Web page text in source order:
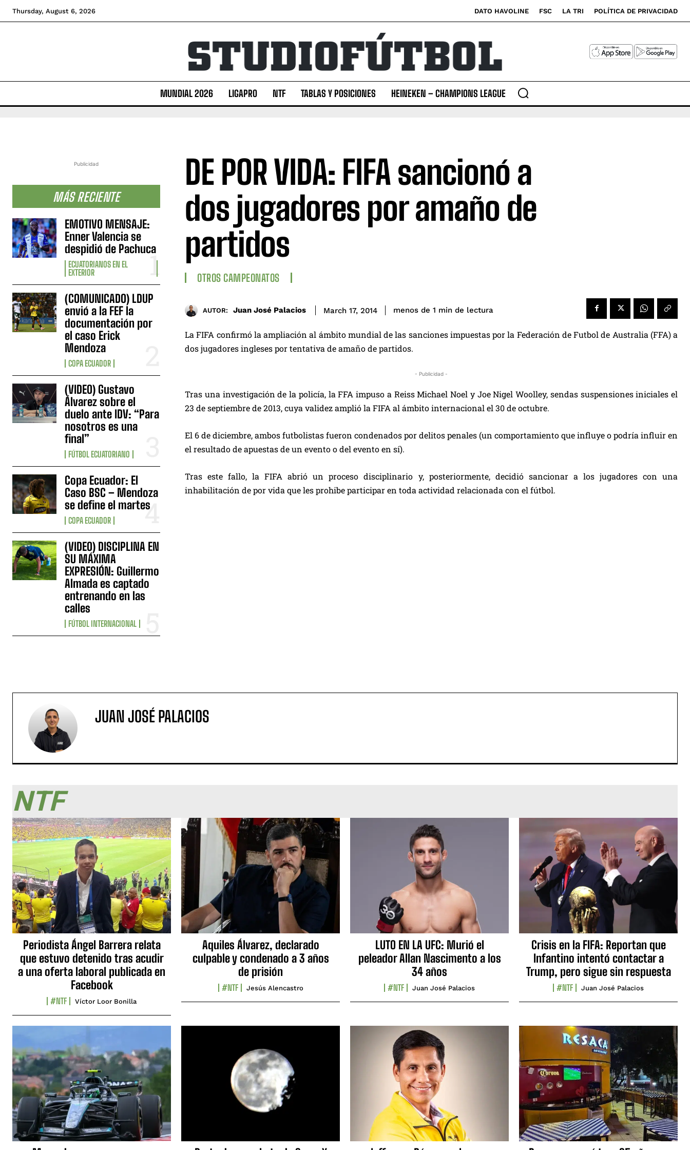
Thursday, August 6, 2026 DATO HAVOLINE FSC LA TRI POLÍTICA DE PRIVACIDAD
MUNDIAL 2026 LIGAPRO NTF TABLAS Y POSICIONES HEINEKEN – CHAMPIONS LEAGUE
Publicidad
MÁS RECIENTE
EMOTIVO MENSAJE:
Enner Valencia se
despidió de Pachuca
ECUATORIANOS EN EL
EXTERIOR
(COMUNICADO) LDUP
envió a la FEF la
documentación por
el caso Erick
Mendoza
COPA ECUADOR
(VIDEO) Gustavo
Álvarez sobre el
duelo ante IDV: “Para
nosotros es una
final”
FÚTBOL ECUATORIANO
Copa Ecuador: El
Caso BSC – Mendoza
se define el martes
COPA ECUADOR
(VIDEO) DISCIPLINA EN
SU MÁXIMA
EXPRESIÓN: Guillermo
Almada es captado
entrenando en las
calles
FÚTBOL INTERNACIONAL
DE POR VIDA: FIFA sancionó a
dos jugadores por amaño de
partidos
OTROS CAMPEONATOS
AUTOR: Juan José Palacios March 17, 2014 menos de 1 min de lectura
La FIFA confirmó la ampliación al ámbito mundial de las sanciones impuestas por la Federación de Futbol de Australia (FFA) a
dos jugadores ingleses por tentativa de amaño de partidos.
- Publicidad -
Tras una investigación de la policía, la FFA impuso a Reiss Michael Noel y Joe Nigel Woolley, sendas suspensiones iniciales el
23 de septiembre de 2013, cuya validez amplió la FIFA al ámbito internacional el 30 de octubre.
El 6 de diciembre, ambos futbolistas fueron condenados por delitos penales (un comportamiento que influye o podría influir en
el resultado de apuestas de un evento o del evento en sí).
Tras este fallo, la FIFA abrió un proceso disciplinario y, posteriormente, decidió sancionar a los jugadores con una
inhabilitación de por vida que les prohibe participar en toda actividad relacionada con el fútbol.
JUAN JOSÉ PALACIOS
NTF
Periodista Ángel Barrera relata
que estuvo detenido tras acudir
a una oferta laboral publicada en
Facebook
#NTF Víctor Loor Bonilla
Aquiles Álvarez, declarado
culpable y condenado a 3 años
de prisión
#NTF Jesús Alencastro
LUTO EN LA UFC: Murió el
peleador Allan Nascimento a los
34 años
#NTF Juan José Palacios
Crisis en la FIFA: Reportan que
Infantino intentó contactar a
Trump, pero sigue sin respuesta
#NTF Juan José Palacios